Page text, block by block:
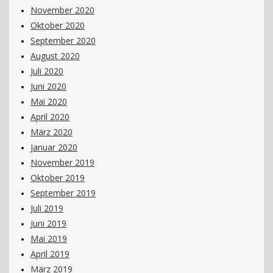
November 2020
Oktober 2020
September 2020
August 2020
Juli 2020
Juni 2020
Mai 2020
April 2020
März 2020
Januar 2020
November 2019
Oktober 2019
September 2019
Juli 2019
Juni 2019
Mai 2019
April 2019
März 2019